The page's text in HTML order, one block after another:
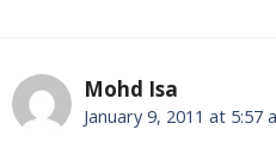
Mohd Isa
January 9, 2011 at 5:57